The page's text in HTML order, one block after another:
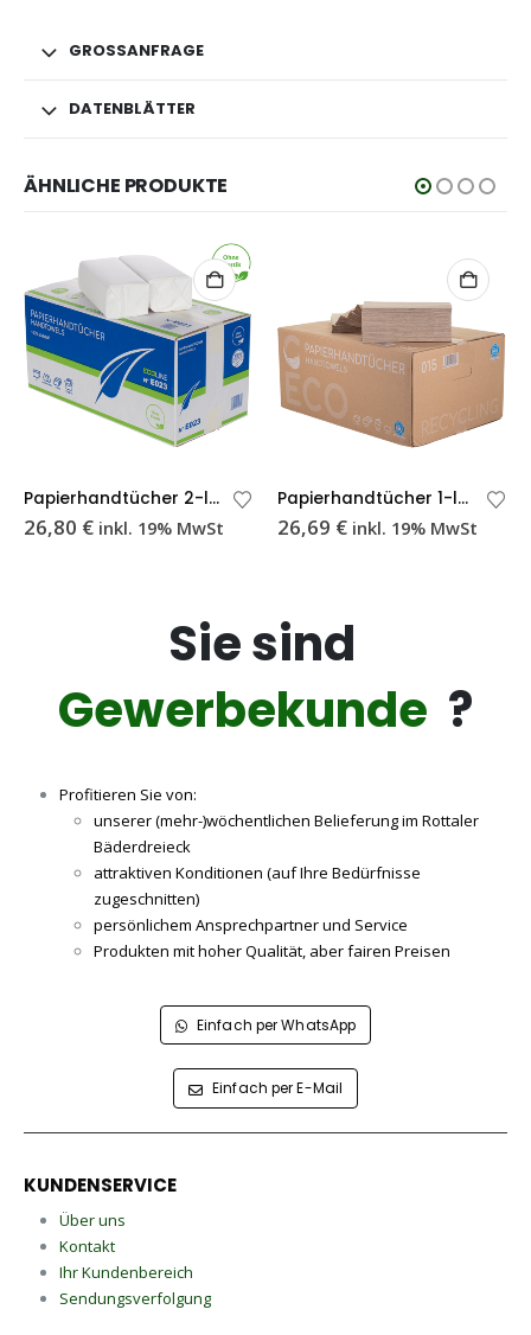
GROSSANFRAGE
DATENBLÄTTER
ÄHNLICHE PRODUKTE
Papierhandtücher 2-lagig weiß Ecoline Recycling Z-Falzung 25×21 cm – Karton
26,80 € inkl. 19% MwSt
Papierhandtücher 1-lagig grau ECO Z-Falzung 25×23 cm 36 g/m² – Karton
26,69 € inkl. 19% MwSt
Sie sind
Gewerbekunde ?
Profitieren Sie von:
unserer (mehr-)wöchentlichen Belieferung im Rottaler
Bäderdreieck
attraktiven Konditionen (auf Ihre Bedürfnisse
zugeschnitten)
persönlichem Ansprechpartner und Service
Produkten mit hoher Qualität, aber fairen Preisen
Einfach per WhatsApp
Einfach per E-Mail
KUNDENSERVICE
Über uns
Kontakt
Ihr Kundenbereich
Sendungsverfolgung